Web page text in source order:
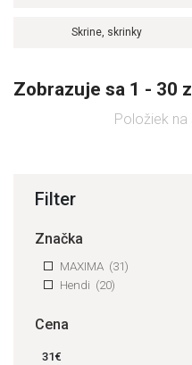
Skrine, skrinky
Zobrazuje sa 1 - 30
Položiek na
Filter
Značka
MAXIMA (31)
Hendi (20)
Cena
31€